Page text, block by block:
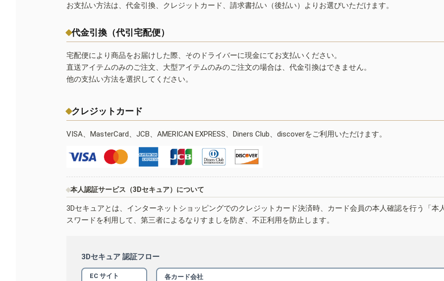
お支払い方法は、代金引換、クレジットカード、請求書払い（後払い）よりお選びいただけます。
代金引換（代引宅配便）
宅配便により商品をお届けした際、そのドライバーに現金にてお支払いください。
直送アイテムのみのご注文、大型アイテムのみのご注文の場合は、代金引換はできません。
他の支払い方法を選択してください。
クレジットカード
VISA、MasterCard、JCB、AMERICAN EXPRESS、Diners Club、discoverをご利用いただけます。
本人認証サービス（3Dセキュア）について
3Dセキュアとは、インターネットショッピングでのクレジットカード決済時、カード会員の本人確認を行う「
スワードを利用して、第三者によるなりすましを防ぎ、不正利用を防止します。
3Dセキュア 認証フロー
EC サイト 各カード会社